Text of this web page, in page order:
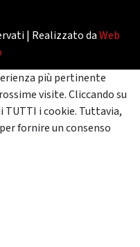
| Realizzato daWeb
più pertinente
visite. Cliccando su
i cookie. Tuttavia,
fornire un consenso